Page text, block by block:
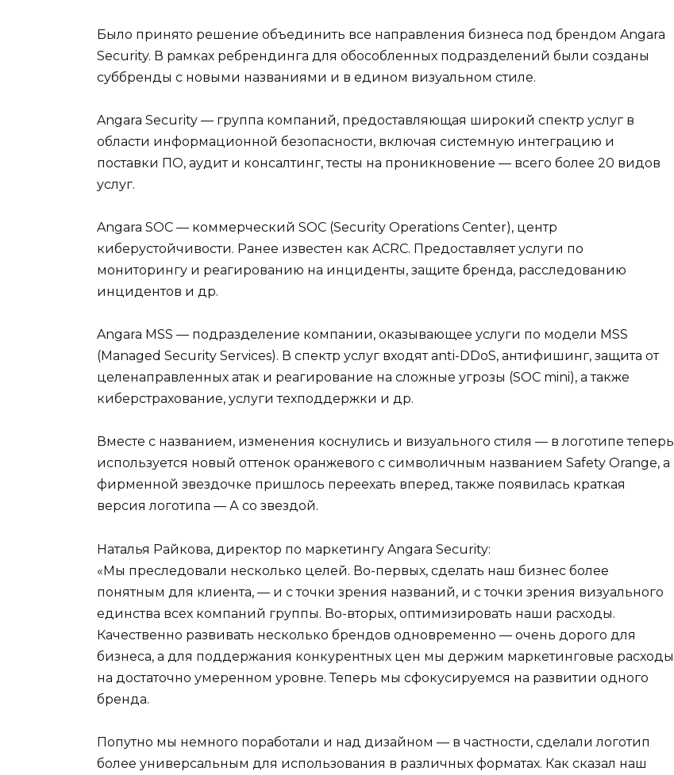
Было принято решение объединить все направления бизнеса под брендом Angara
Security. В рамках ребрендинга для обособленных подразделений были созданы
суббренды с новыми названиями и в едином визуальном стиле.
Angara Security — группа компаний, предоставляющая широкий спектр услуг в
области информационной безопасности, включая системную интеграцию и
поставки ПО, аудит и консалтинг, тесты на проникновение — всего более 20 видов
услуг.
Angara SOC — коммерческий SOC (Security Operations Center), центр
киберустойчивости. Ранее известен как ACRC. Предоставляет услуги по
мониторингу и реагированию на инциденты, защите бренда, расследованию
инцидентов и др.
Angara MSS — подразделение компании, оказывающее услуги по модели MSS
(Managed Security Services). В спектр услуг входят anti-DDoS, антифишинг, защита от
целенаправленных атак и реагирование на сложные угрозы (SOC mini), а также
киберстрахование, услуги техподдержки и др.
Вместе с названием, изменения коснулись и визуального стиля — в логотипе теперь
используется новый оттенок оранжевого с символичным названием Safety Orange, а
фирменной звездочке пришлось переехать вперед, также появилась краткая
версия логотипа — А со звездой.
Наталья Райкова, директор по маркетингу Angara Security:
«Мы преследовали несколько целей. Во-первых, сделать наш бизнес более
понятным для клиента, — и с точки зрения названий, и с точки зрения визуального
единства всех компаний группы. Во-вторых, оптимизировать наши расходы.
Качественно развивать несколько брендов одновременно — очень дорого для
бизнеса, а для поддержания конкурентных цен мы держим маркетинговые расходы
на достаточно умеренном уровне. Теперь мы сфокусируемся на развитии одного
бренда.
Попутно мы немного поработали и над дизайном — в частности, сделали логотип
более универсальным для использования в различных форматах. Как сказал наш